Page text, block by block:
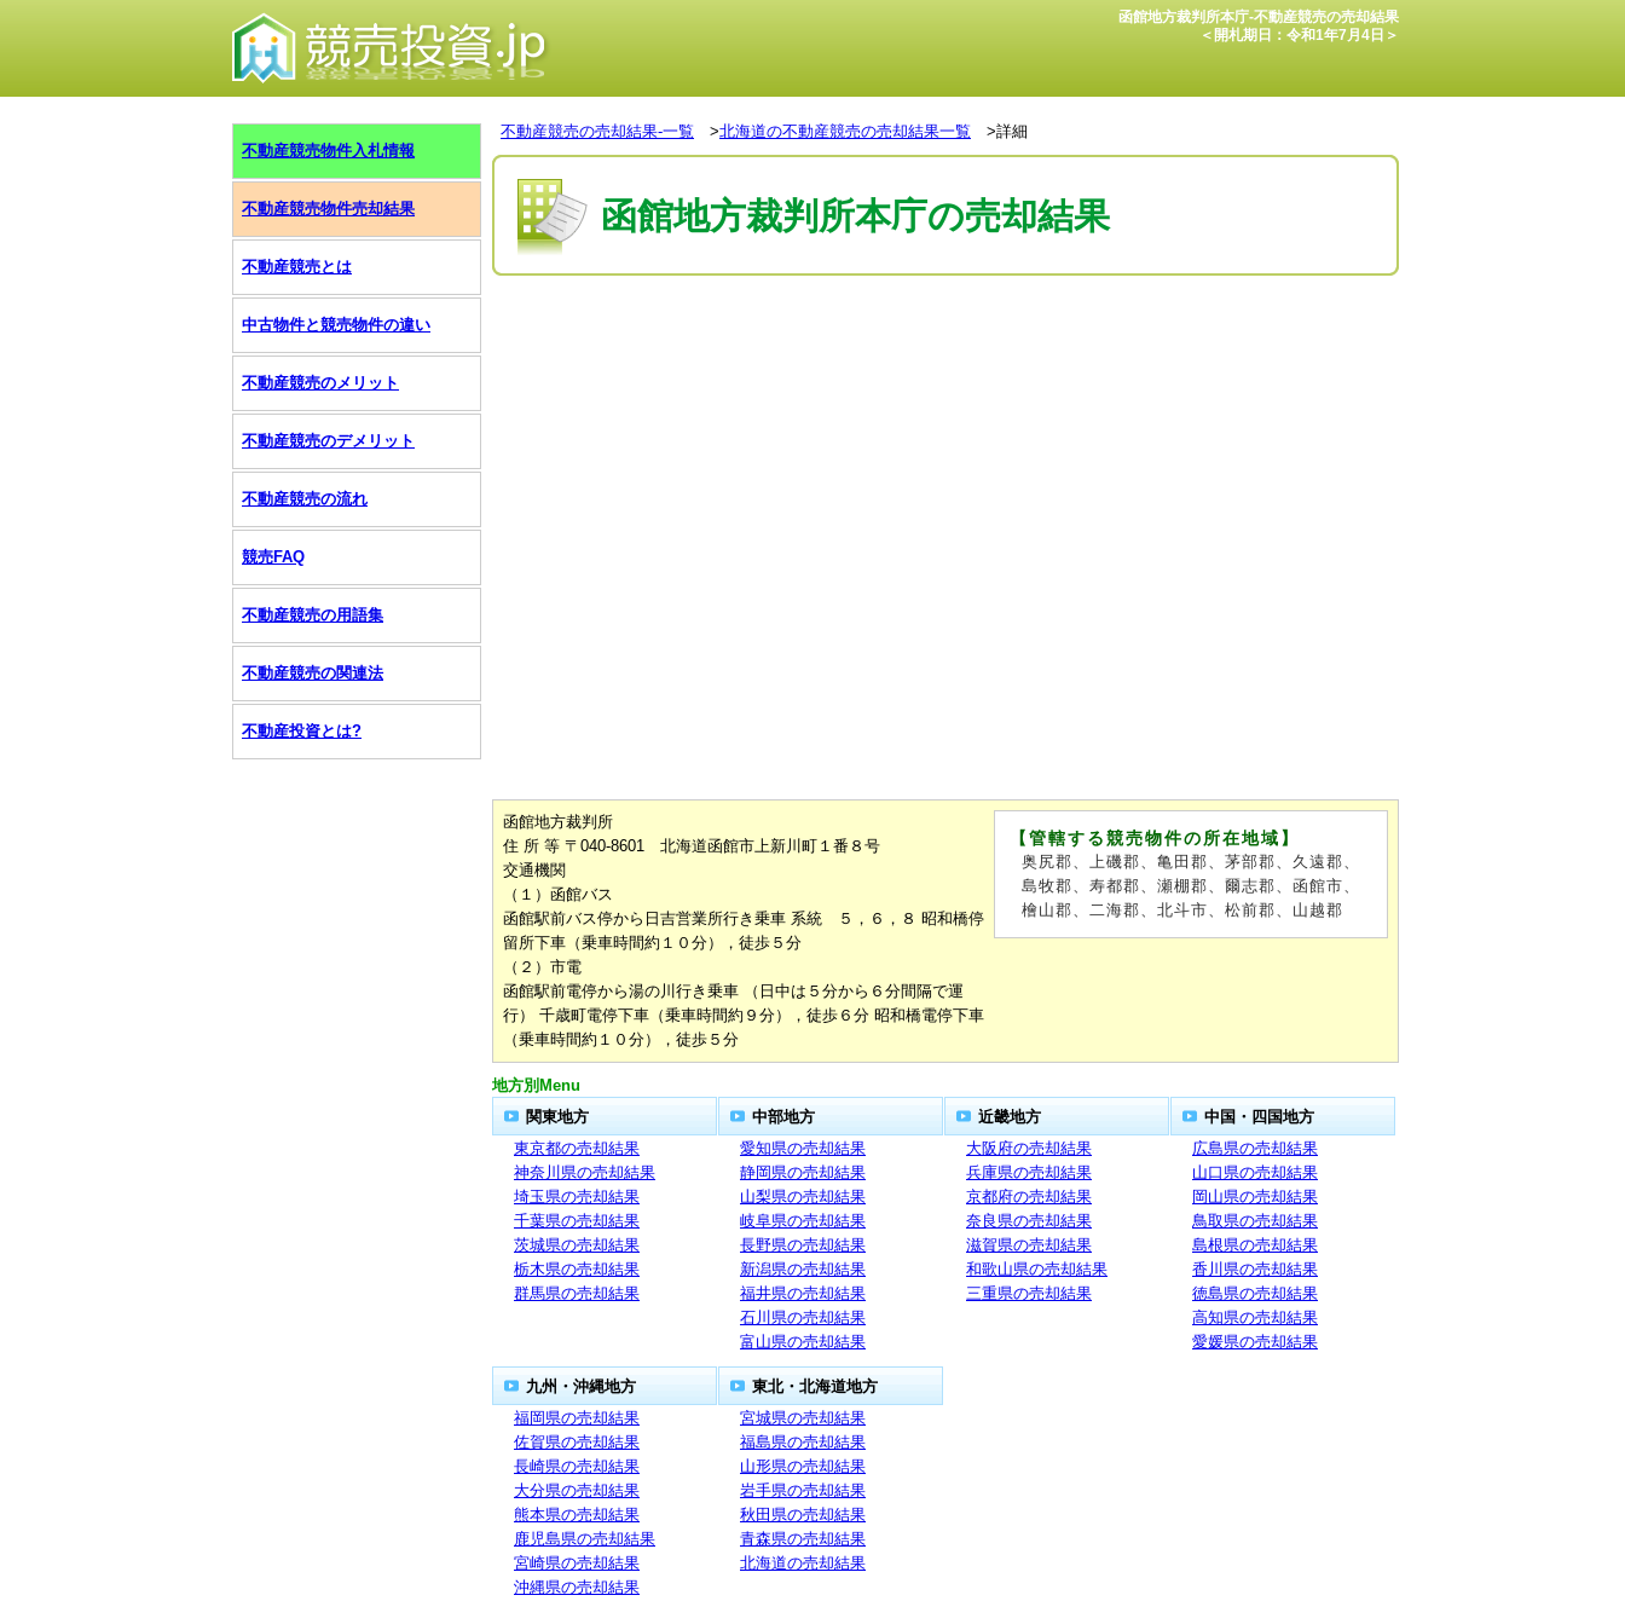
函館地方裁判所本庁-不動産競売の売却結果
＜開札期日：令和1年7月4日＞
不動産競売の売却結果-一覧 >北海道の不動産競売の売却結果一覧 >詳細
函館地方裁判所本庁の売却結果
函館地方裁判所
住 所 等 〒040-8601 北海道函館市上新川町１番８号
交通機関
（１）函館バス
函館駅前バス停から日吉営業所行き乗車 系統 ５，６，８ 昭和橋停
留所下車（乗車時間約１０分），徒歩５分
（２）市電
函館駅前電停から湯の川行き乗車 （日中は５分から６分間隔で運
行） 千歳町電停下車（乗車時間約９分），徒歩６分 昭和橋電停下車
（乗車時間約１０分），徒歩５分
【管轄する競売物件の所在地域】
奥尻郡、上磯郡、亀田郡、茅部郡、久遠郡、
島牧郡、寿都郡、瀬棚郡、爾志郡、函館市、
檜山郡、二海郡、北斗市、松前郡、山越郡
地方別Menu
関東地方
東京都の売却結果
神奈川県の売却結果
埼玉県の売却結果
千葉県の売却結果
茨城県の売却結果
栃木県の売却結果
群馬県の売却結果
中部地方
愛知県の売却結果
静岡県の売却結果
山梨県の売却結果
岐阜県の売却結果
長野県の売却結果
新潟県の売却結果
福井県の売却結果
石川県の売却結果
富山県の売却結果
近畿地方
大阪府の売却結果
兵庫県の売却結果
京都府の売却結果
奈良県の売却結果
滋賀県の売却結果
和歌山県の売却結果
三重県の売却結果
中国・四国地方
広島県の売却結果
山口県の売却結果
岡山県の売却結果
鳥取県の売却結果
島根県の売却結果
香川県の売却結果
徳島県の売却結果
高知県の売却結果
愛媛県の売却結果
九州・沖縄地方
福岡県の売却結果
佐賀県の売却結果
長崎県の売却結果
大分県の売却結果
熊本県の売却結果
鹿児島県の売却結果
宮崎県の売却結果
沖縄県の売却結果
東北・北海道地方
宮城県の売却結果
福島県の売却結果
山形県の売却結果
岩手県の売却結果
秋田県の売却結果
青森県の売却結果
北海道の売却結果
不動産競売物件入札情報
不動産競売物件売却結果
不動産競売とは
中古物件と競売物件の違い
不動産競売のメリット
不動産競売のデメリット
不動産競売の流れ
競売FAQ
不動産競売の用語集
不動産競売の関連法
不動産投資とは?